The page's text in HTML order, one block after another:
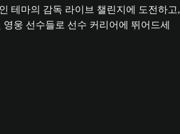
테마의 감독 라이브 챌린지에 도전하고,
웅 선수들로 선수 커리어에 뛰어드세